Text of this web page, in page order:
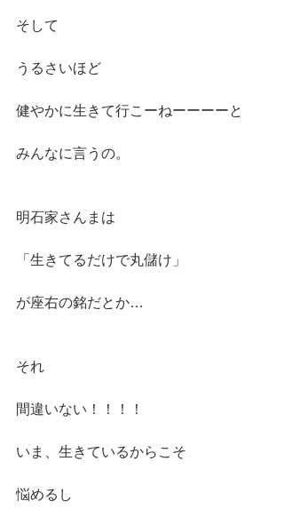
そして
うるさいほど
健やかに生きて行こーねーーーーと
みんなに言うの。
明石家さんまは
「生きてるだけで丸儲け」
が座右の銘だとか…
それ
間違いない！！！！
いま、生きているからこそ
悩めるし